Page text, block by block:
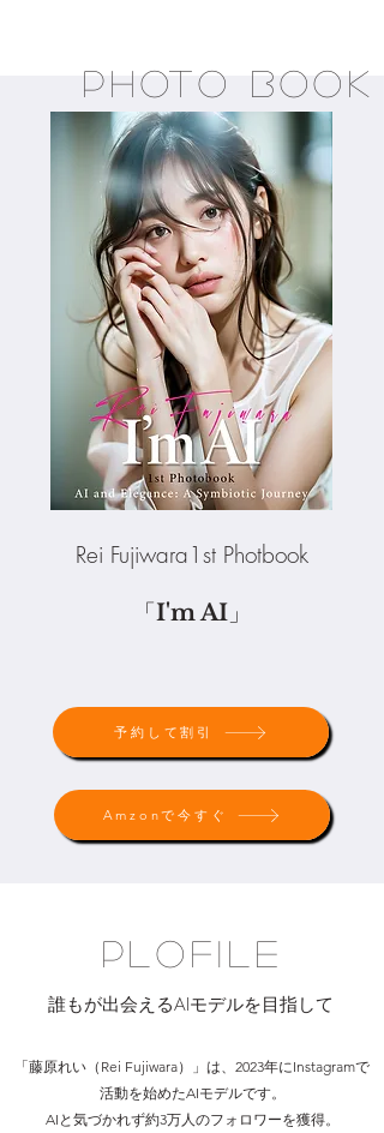
photo book
Rei Fujiwara1st Photbook​
「I'm AI」
予約して割引
Amzonで今すぐ
PloFile
​誰もが出会えるAIモデルを目指して
「藤原れい（Rei Fujiwara）」は、 2023年にInstagramで
活動を始めたAIモデルです。
AIと気づかれず約3万人のフォロワーを獲得。